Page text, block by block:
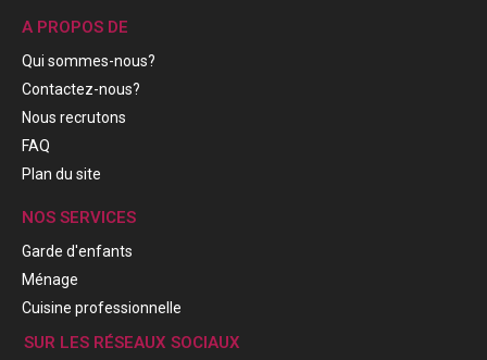
A PROPOS DE
Qui sommes-nous?
Contactez-nous?
Nous recrutons
FAQ
Plan du site
NOS SERVICES
Garde d'enfants
Ménage
Cuisine professionnelle
SUR LES RÉSEAUX SOCIAUX